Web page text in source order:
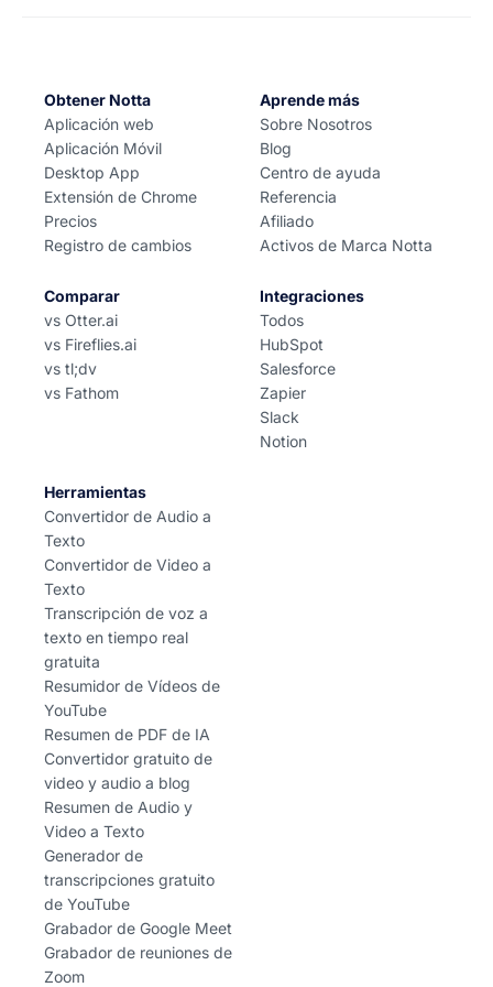
Obtener Notta
Aplicación web
Aplicación Móvil
Desktop App
Extensión de Chrome
Precios
Registro de cambios
Aprende más
Sobre Nosotros
Blog
Centro de ayuda
Referencia
Afiliado
Activos de Marca Notta
Comparar
vs Otter.ai
vs Fireflies.ai
vs tl;dv
vs Fathom
Integraciones
Todos
HubSpot
Salesforce
Zapier
Slack
Notion
Herramientas
Convertidor de Audio a
Texto
Convertidor de Video a
Texto
Transcripción de voz a
texto en tiempo real
gratuita
Resumidor de Vídeos de
YouTube
Resumen de PDF de IA
Convertidor gratuito de
video y audio a blog
Resumen de Audio y
Video a Texto
Generador de
transcripciones gratuito
de YouTube
Grabador de Google Meet
Grabador de reuniones de
Zoom